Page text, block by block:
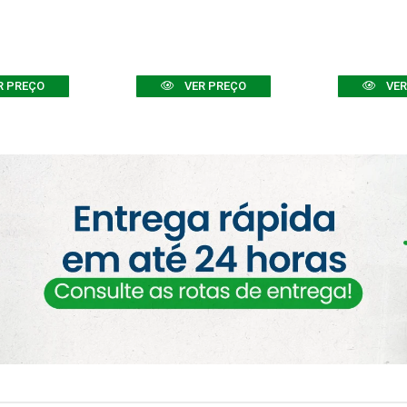
PREÇO VER PREÇO